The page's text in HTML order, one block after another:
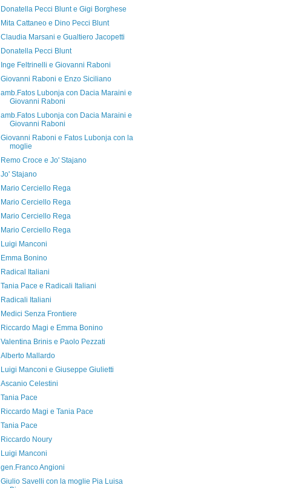
Donatella Pecci Blunt e Gigi Borghese
Mita Cattaneo e Dino Pecci Blunt
Claudia Marsani e Gualtiero Jacopetti
Donatella Pecci Blunt
Inge Feltrinelli e Giovanni Raboni
Giovanni Raboni e Enzo Siciliano
amb.Fatos Lubonja con Dacia Maraini e
Giovanni Raboni
amb.Fatos Lubonja con Dacia Maraini e
Giovanni Raboni
Giovanni Raboni e Fatos Lubonja con la
moglie
Remo Croce e Jo' Stajano
Jo' Stajano
Mario Cerciello Rega
Mario Cerciello Rega
Mario Cerciello Rega
Mario Cerciello Rega
Luigi Manconi
Emma Bonino
Radical Italiani
Tania Pace e Radicali Italiani
Radicali Italiani
Medici Senza Frontiere
Riccardo Magi e Emma Bonino
Valentina Brinis e Paolo Pezzati
Alberto Mallardo
Luigi Manconi e Giuseppe Giulietti
Ascanio Celestini
Tania Pace
Riccardo Magi e Tania Pace
Tania Pace
Riccardo Noury
Luigi Manconi
gen.Franco Angioni
Giulio Savelli con la moglie Pia Luisa